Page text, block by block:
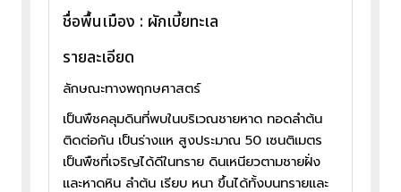
ชื่อพื้นเมือง : ผักเบี้ยทะเล
รายละเอียด
ลักษณะทางพฤกษศาสตร์
เป็นพืชคลุมดินที่พบในบริเวณชายหาด ทอดลำต้น
ติดต่อกัน เป็นร่างแห สูงประมาณ 50 เซนติเมตร
เป็นพืชที่เจริญได้ดีในทราย ดินเหนียวตามชายฝั่ง
และหาดหิน ลำต้น เรียบ หนา ขึ้นได้ทั้งบนทรายและ